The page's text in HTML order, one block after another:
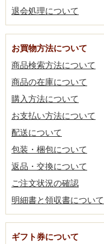
退会処理について
お買物方法について
商品検索方法について
商品の在庫について
購入方法について
お支払い方法について
配送について
包装・梱包について
返品・交換について
ご注文状況の確認
明細書と領収書について
ギフト券について